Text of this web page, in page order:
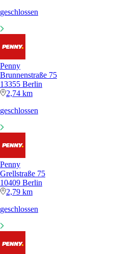
geschlossen
Penny
Brunnenstraße 75
13355 Berlin
2,74 km
geschlossen
Penny
Grellstraße 75
10409 Berlin
2,79 km
geschlossen